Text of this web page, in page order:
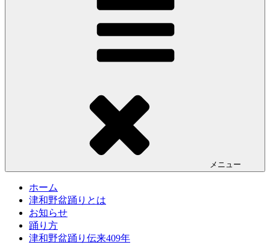
メニュー
ホーム
津和野盆踊りとは
お知らせ
踊り方
津和野盆踊り伝来409年